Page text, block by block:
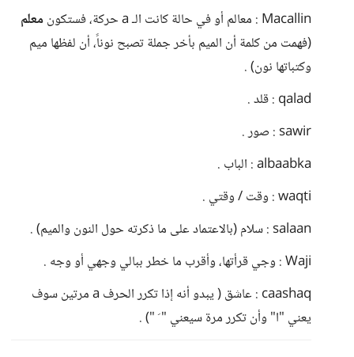
Macallin : معالم أو في حالة كانت الـ a حركة، فستكون
معلم
(فهمت من كلمة أن الميم بأخر جملة تصبح نوناً، أن لفظها ميم
وكتباتها نون) .
qalad : قلد .
sawir : صور .
albaabka : الباب .
waqti : وقت / وقتي .
salaan : سلام (بالاعتماد على ما ذكرته حول النون والميم) .
Waji : وجي قرأتها، وأقرب ما خطر ببالي وجهي أو وجه .
caashaq : عاشق ( يبدو أنه إذا تكرر الحرف a مرتين سوف
يعني "ا" وأن تكرر مرة سيعني " َ ") .